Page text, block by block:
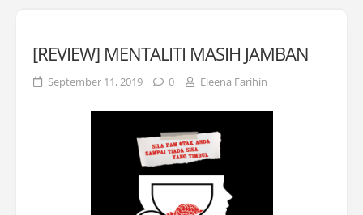
[REVIEW] MENTALITI MASIH JAMBAN
September 11, 2019 0 Eleena Farihin